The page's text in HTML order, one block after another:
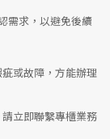
需求，以避免後續
或故障，方能辦理
立即聯繫專櫃業務